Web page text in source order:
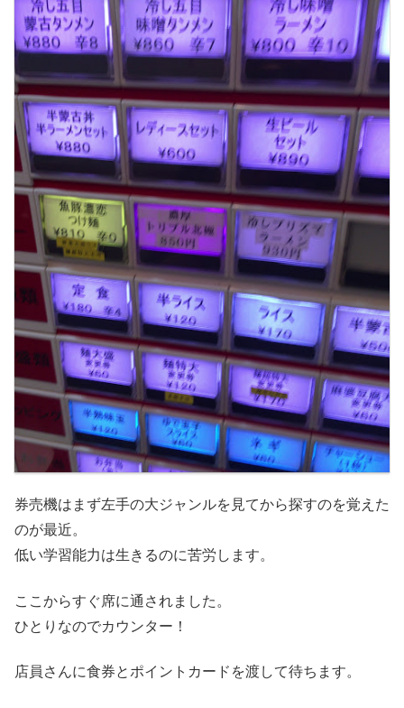
券売機はまず左手の大ジャンルを見てから探すのを覚えた
のが最近。
低い学習能力は生きるのに苦労します。
ここからすぐ席に通されました。
ひとりなのでカウンター！
店員さんに食券とポイントカードを渡して待ちます。